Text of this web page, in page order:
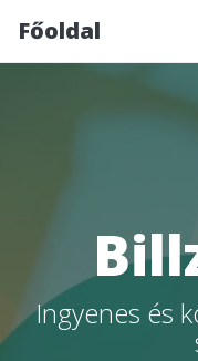
Főoldal
Ingyenes és